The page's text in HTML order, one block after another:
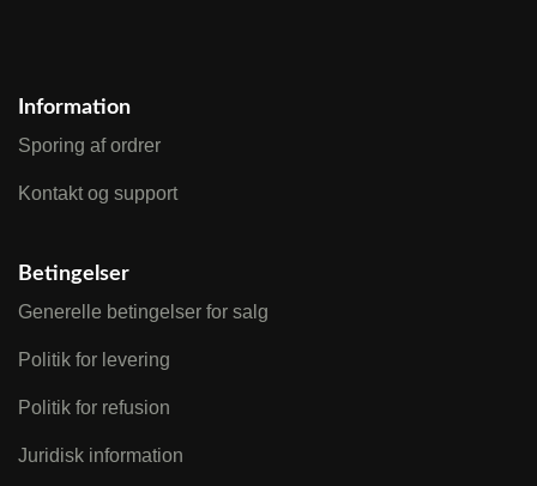
Information
Sporing af ordrer
Kontakt og support
Betingelser
Generelle betingelser for salg
Politik for levering
Politik for refusion
Juridisk information